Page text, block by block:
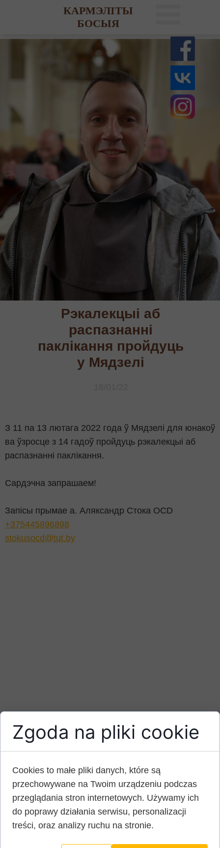
З 11 па 13 лютага 2022 года ў Мядзелі для юнакоў
ва ўзросце з 14 гадоў пройдуць рэкалекцыі аб
распазнанні паклікання.
Сардэчна запрашаем!
Запісы прымае а. Аляксандр Стока OCD
+375445896898
stokusocd@tut.by
КАРМЭЛІТЫ
БОСЫЯ
Рэкалекцыі аб
распазнанні
паклікання пройдуць
у Мядзелі
Zgoda na pliki cookie
Cookies to małe pliki danych, które są
przechowywane na Twoim urządzeniu podczas
przeglądania stron internetowych. Używamy ich
do poprawy działania serwisu, personalizacji
treści, oraz analizy ruchu na stronie.